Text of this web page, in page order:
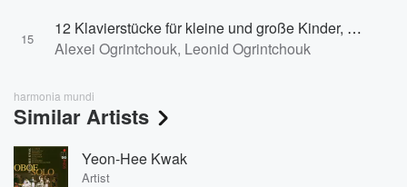
15
12 Klavierstücke für kleine und große Kinder, Op. 85: XII. Abendlied
Alexei Ogrintchouk, Leonid Ogrintchouk
harmonia mundi
Similar Artists
Yeon-Hee Kwak
Artist